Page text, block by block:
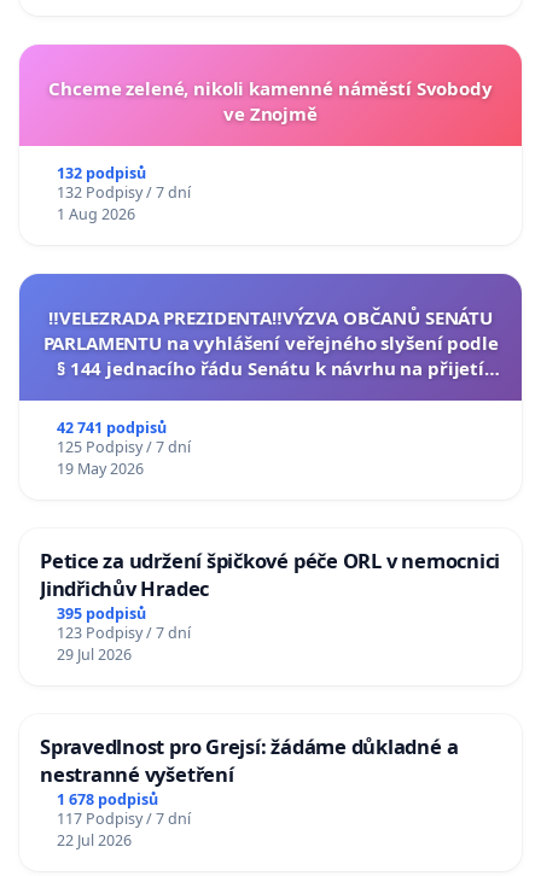
Chceme zelené, nikoli kamenné náměstí Svobody
ve Znojmě
132 podpisů
132 Podpisy / 7 dní
1 Aug 2026
‼️VELEZRADA PREZIDENTA‼️VÝZVA OBČANŮ SENÁTU
PARLAMENTU na vyhlášení veřejného slyšení podle
§ 144 jednacího řádu Senátu k návrhu na přijetí
42 741 podpisů
125 Podpisy / 7 dní
19 May 2026
Petice za udržení špičkové péče ORL v nemocnici
Jindřichův Hradec
395 podpisů
123 Podpisy / 7 dní
29 Jul 2026
Spravedlnost pro Grejsí: žádáme důkladné a
nestranné vyšetření
1 678 podpisů
117 Podpisy / 7 dní
22 Jul 2026